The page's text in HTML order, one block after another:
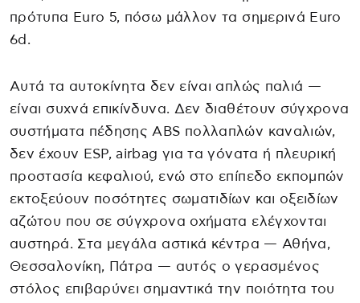
πρότυπα Euro 5, πόσω μάλλον τα σημερινά Euro
6d.
Αυτά τα αυτοκίνητα δεν είναι απλώς παλιά —
είναι συχνά επικίνδυνα. Δεν διαθέτουν σύγχρονα
συστήματα πέδησης ABS πολλαπλών καναλιών,
δεν έχουν ESP, airbag για τα γόνατα ή πλευρική
προστασία κεφαλιού, ενώ στο επίπεδο εκπομπών
εκτοξεύουν ποσότητες σωματιδίων και οξειδίων
αζώτου που σε σύγχρονα οχήματα ελέγχονται
αυστηρά. Στα μεγάλα αστικά κέντρα — Αθήνα,
Θεσσαλονίκη, Πάτρα — αυτός ο γερασμένος
στόλος επιβαρύνει σημαντικά την ποιότητα του